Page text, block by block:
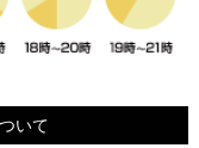
いて